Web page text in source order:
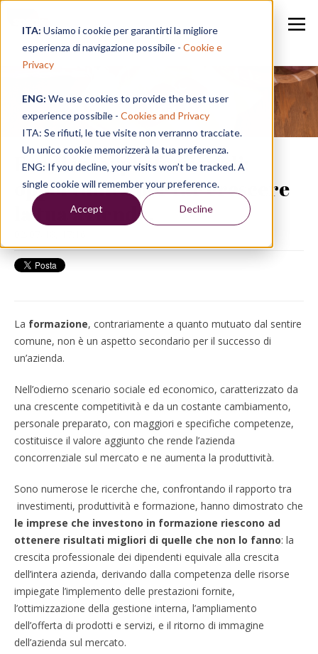
ITA: Usiamo i cookie per garantirti la migliore
esperienza di navigazione possibile - Cookie e
Privacy
ENG: We use cookies to provide the best user
experience possibile - Cookies and Privacy
ITA: Se rifiuti, le tue visite non verranno tracciate.
Un unico cookie memorizzerà la tua preferenza.
ENG: If you decline, your visits won’t be tracked. A
single cookie will remember your preference.
Accept Decline
Speak in a Week
Fondi interprofessionali:
opportunità per far crescere
la tua azienda.
La formazione, contrariamente a quanto mutuato dal sentire
comune, non è un aspetto secondario per il successo di
un’azienda.
Nell’odierno scenario sociale ed economico, caratterizzato da
una crescente competitività e da un costante cambiamento,
personale preparato, con maggiori e specifiche competenze,
costituisce il valore aggiunto che rende l’azienda
concorrenziale sul mercato e ne aumenta la produttività.
Sono numerose le ricerche che, confrontando il rapporto tra
investimenti, produttività e formazione, hanno dimostrato che
le imprese che investono in formazione riescono ad
ottenere risultati migliori di quelle che non lo fanno: la
crescita professionale dei dipendenti equivale alla crescita
dell’intera azienda, derivando dalla competenza delle risorse
impiegate l’implemento delle prestazioni fornite,
l’ottimizzazione della gestione interna, l’ampliamento
dell’offerta di prodotti e servizi, e il ritorno di immagine
dell’azienda sul mercato.